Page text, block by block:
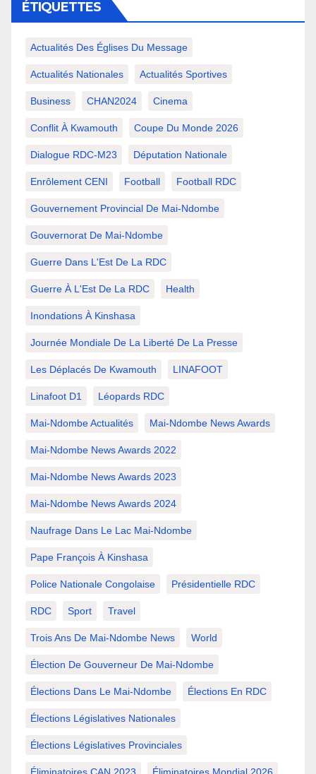
ÉTIQUETTES
Actualités Des Églises Du Message
Actualités Nationales Actualités Sportives
Business CHAN2024 Cinema
Conflit À Kwamouth Coupe Du Monde 2026
Dialogue RDC-M23 Députation Nationale
Enrôlement CENI Football Football RDC
Gouvernement Provincial De Mai-Ndombe
Gouvernorat De Mai-Ndombe
Guerre Dans L'Est De La RDC
Guerre À L'Est De La RDC Health
Inondations À Kinshasa
Journée Mondiale De La Liberté De La Presse
Les Déplacés De Kwamouth LINAFOOT
Linafoot D1 Léopards RDC
Mai-Ndombe Actualités Mai-Ndombe News Awards
Mai-Ndombe News Awards 2022
Mai-Ndombe News Awards 2023
Mai-Ndombe News Awards 2024
Naufrage Dans Le Lac Mai-Ndombe
Pape François À Kinshasa
Police Nationale Congolaise Présidentielle RDC
RDC Sport Travel
Trois Ans De Mai-Ndombe News World
Élection De Gouverneur De Mai-Ndombe
Élections Dans Le Mai-Ndombe Élections En RDC
Élections Législatives Nationales
Élections Législatives Provinciales